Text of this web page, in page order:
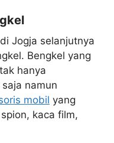
Jogja selanjutnya
Bengkel yang
hanya
namun
mobil yang
kaca film,